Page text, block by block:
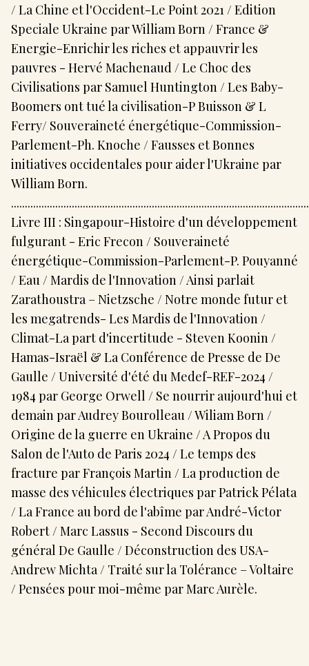
/ La Chine et l'Occident-Le Point 2021 / Edition
Speciale Ukraine par William Born / France &
Energie-Enrichir les riches et appauvrir les
pauvres - Hervé Machenaud / Le Choc des
Civilisations par Samuel Huntington / Les Baby-
Boomers ont tué la civilisation-P Buisson & L
Ferry/ Souveraineté énergétique-Commission-
Parlement-Ph. Knoche / Fausses et Bonnes
initiatives occidentales pour aider l'Ukraine par
William Born.
Livre III : Singapour-Histoire d'un développement
fulgurant - Eric Frecon / Souveraineté
énergétique-Commission-Parlement-P. Pouyanné
/ Eau / Mardis de l'Innovation / Ainsi parlait
Zarathoustra – Nietzsche / Notre monde futur et
les megatrends- Les Mardis de l'Innovation /
Climat-La part d'incertitude - Steven Koonin /
Hamas-Israël & La Conférence de Presse de De
Gaulle / Université d'été du Medef-REF-2024 /
1984 par George Orwell / Se nourrir aujourd'hui et
demain par Audrey Bourolleau / Wiliam Born /
Origine de la guerre en Ukraine / A Propos du
Salon de l'Auto de Paris 2024 / Le temps des
fracture par François Martin / La production de
masse des véhicules électriques par Patrick Pélata
/ La France au bord de l'abîme par André-Victor
Robert / Marc Lassus - Second Discours du
général De Gaulle / Déconstruction des USA-
Andrew Michta / Traité sur la Tolérance – Voltaire
/ Pensées pour moi-même par Marc Aurèle.